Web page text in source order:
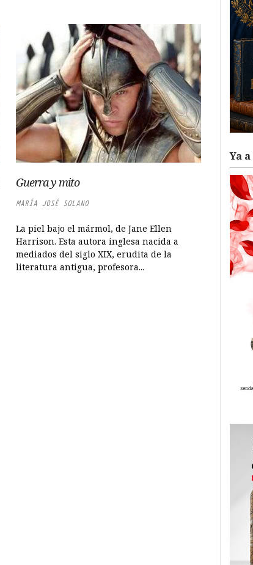
Guerra y mito
MARÍA JOSÉ SOLANO
La piel bajo el mármol, de Jane Ellen
Harrison. Esta autora inglesa nacida a
mediados del siglo XIX, erudita de la
literatura antigua, profesora...
Ya